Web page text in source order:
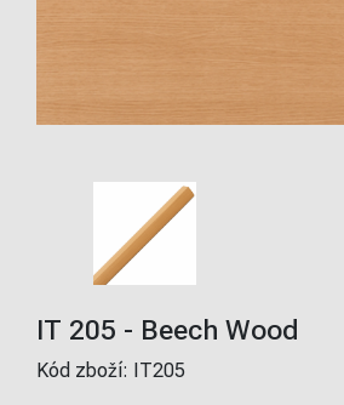
IT 205 - Beech Wood
Kód zboží: IT205